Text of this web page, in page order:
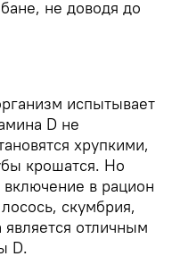
не доводя до
испытывает
D не
хрупкими,
крошатся. Но
в рацион
скумбрия,
отличным
D.